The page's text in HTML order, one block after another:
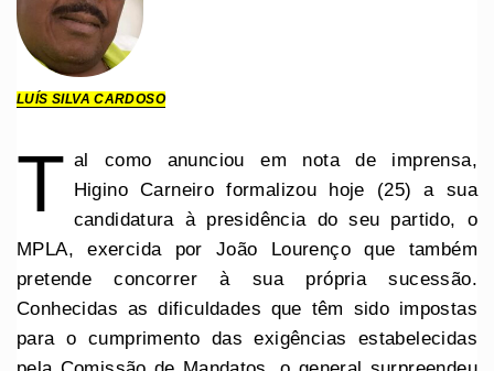
LUÍS SILVA CARDOSO
T al como anunciou em nota de imprensa,
Higino Carneiro formalizou hoje (25) a sua
candidatura à presidência do seu partido, o
MPLA, exercida por João Lourenço que também
pretende concorrer à sua própria sucessão.
Conhecidas as dificuldades que têm sido impostas
para o cumprimento das exigências estabelecidas